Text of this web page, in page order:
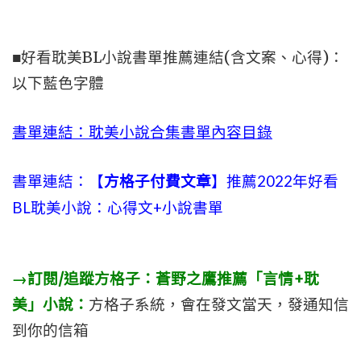
■好看耽美BL小說書單推薦連結(含文案、心得)：
以下藍色字體
書單連結：耽美小說合集書單內容目錄
書單連結：【方格子付費文章】推薦2022年好看
BL耽美小說：心得文+小說書單
→訂閱/追蹤方格子：蒼野之鷹推薦「言情+耽
美」小說： 方格子系統，會在發文當天，發通知信
到你的信箱